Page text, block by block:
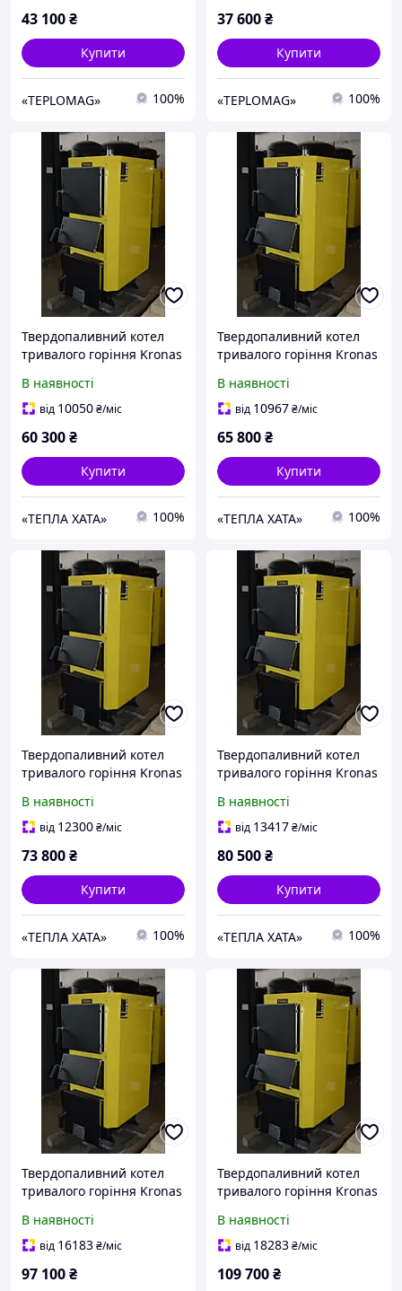
43 100₴
Купити
«TEPLOMAG» 100%
37 600₴
Купити
«TEPLOMAG» 100%
Твердопаливний котел
тривалого горіння Kronas
з автоматикою
В наявності
від 10050₴/міс
60 300₴
Купити
«ТЕПЛА ХАТА» 100%
Твердопаливний котел
тривалого горіння Kronas
з автоматикою
В наявності
від 10967₴/міс
65 800₴
Купити
«ТЕПЛА ХАТА» 100%
Твердопаливний котел
тривалого горіння Kronas
з автоматикою
В наявності
від 12300₴/міс
73 800₴
Купити
«ТЕПЛА ХАТА» 100%
Твердопаливний котел
тривалого горіння Kronas
з автоматикою
В наявності
від 13417₴/міс
80 500₴
Купити
«ТЕПЛА ХАТА» 100%
Твердопаливний котел
тривалого горіння Kronas
з автоматикою
В наявності
від 16183₴/міс
97 100₴
Твердопаливний котел
тривалого горіння Kronas
з автоматикою
В наявності
від 18283₴/міс
109 700₴